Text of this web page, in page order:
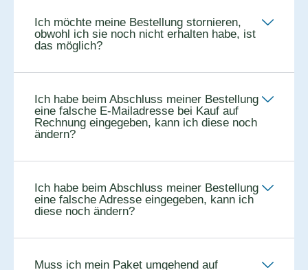
Ich möchte meine Bestellung stornieren,
obwohl ich sie noch nicht erhalten habe, ist
das möglich?
Ich habe beim Abschluss meiner Bestellung
eine falsche E-Mailadresse bei Kauf auf
Rechnung eingegeben, kann ich diese noch
ändern?
Ich habe beim Abschluss meiner Bestellung
eine falsche Adresse eingegeben, kann ich
diese noch ändern?
Muss ich mein Paket umgehend auf